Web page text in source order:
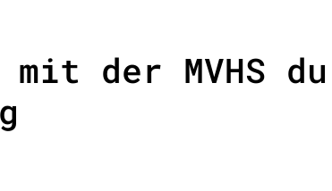
mit der MVHS